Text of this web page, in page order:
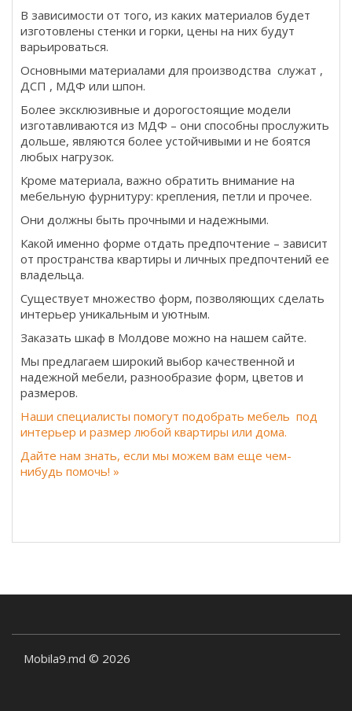
В зависимости от того, из каких материалов будет
изготовлены стенки и горки, цены на них будут
варьироваться.
Основными материалами для производства служат ,
ДСП , МДФ или шпон.
Более эксклюзивные и дорогостоящие модели
изготавливаются из МДФ – они способны прослужить
дольше, являются более устойчивыми и не боятся
любых нагрузок.
Кроме материала, важно обратить внимание на
мебельную фурнитуру: крепления, петли и прочее.
Они должны быть прочными и надежными.
Какой именно форме отдать предпочтение – зависит
от пространства квартиры и личных предпочтений ее
владельца.
Существует множество форм, позволяющих сделать
интерьер уникальным и уютным.
Заказать шкаф в Молдове можно на нашем сайте.
Мы предлагаем широкий выбор качественной и
надежной мебели, разнообразие форм, цветов и
размеров.
Наши специалисты помогут подобрать мебель под
интерьер и размер любой квартиры или дома.
Дайте нам знать, если мы можем вам еще чем-
нибудь помочь! »
Mobila9.md © 2026